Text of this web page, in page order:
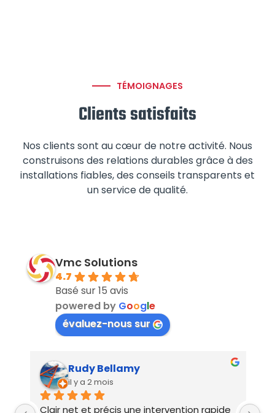
TÉMOIGNAGES
Clients satisfaits
Nos clients sont au cœur de notre activité. Nous
construisons des relations durables grâce à des
installations fiables, des conseils transparents et
un service de qualité.
Vmc Solutions
4.7
Basé sur 15 avis
powered by Google
évaluez-nous sur
Rudy Bellamy
il y a 2 mois
Clair net et précis une intervention rapide